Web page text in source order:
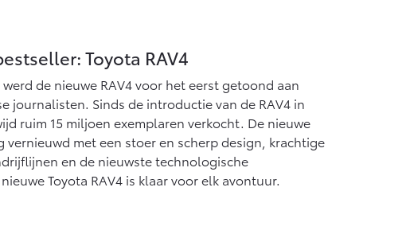
Toyota RAV4
de nieuwe RAV4 voor het eerst getoond aan
journalisten. Sinds de introductie van de RAV4 in
ruim 15 miljoen exemplaren verkocht. De nieuwe
vernieuwd met een stoer en scherp design, krachtige
en de nieuwste technologische
Toyota RAV4 is klaar voor elk avontuur.